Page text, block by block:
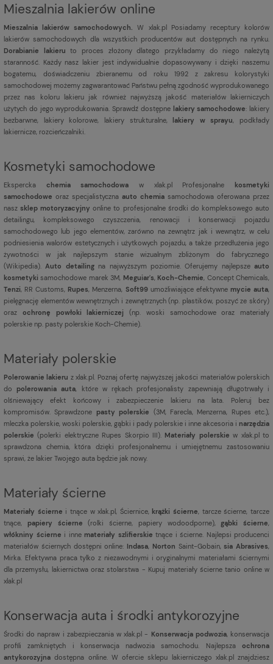
Mieszalnia lakierów online
Mieszalnia lakierów samochodowych. W xlak.pl Posiadamy receptury kolorów
lakierów samochodowych dla wszystkich producentów aut dostępnych na rynku.
Dorabianie lakieru to proces złożony dlatego przykładamy do niego należytą
staranność. Każdy nasz lakier jest indywidualnie dopasowywany i dzięki naszemu
bogatemu, doświadczeniu zbieranemu od roku 1992 z zakresu kolorystyki
samochodowej możemy zagwarantować Państwu pełną zgodność wyprodukowanego
przez nas koloru lakieru jak również najwyższą jakość materiałów lakierniczych
użytych do jego wyprodukowania. Sprawdź dostępne lakiery samochodowe: lakiery
bezbarwne, lakiery kolorowe, lakiery strukturalne,
lakiery w sprayu, podkłady
lakiernicze, rozcieńczalniki.
Kosmetyki samochodowe
Ekspercka chemia samochodowa w xlak.pl Profesjonalne
kosmetyki
samochodowe oraz specjalistyczna auto chemia samochodowa oferowana przez
naszsklep motoryzacyjny online to profesjonalne środki do kompleksowego auto
detailingu, kompleksowego czyszczenia, renowacji i konserwacji pojazdu
samochodowego lub jego elementów, zarówno na zewnątrz jak i wewnątrz, w celu
podniesienia walorów estetycznych i użytkowych pojazdu, a także przedłużenia jego
żywotności w jak najlepszym stanie wizualnym zbliżonym do fabrycznego
(Wikipedia).Auto detailingna najwyższym poziomie. Oferujemy najlepszeauto
kosmetykisamochodowe marek 3M, Meguiar's, Koch-Chemie, Concept Chemicals,
Tenzi, RR Customs, Rupes, Menzerna, Soft99umożliwiające efektywne mycie auta,
pielęgnację elementów wewnętrznych i zewnętrznych (np. plastików, poszyć ze skóry)
oraz ochronę powłoki lakierniczej (np. woski samochodowe oraz materiały
polerskie np. pasty polerskie Koch-Chemie).
Materiały polerskie
Polerowanie lakieru z xlak.pl. Poznaj ofertę najwyższej jakości materiałów polerskich
dopolerowania auta, które w rękach profesjonalisty zapewniają długotrwały i
olśniewający efekt końcowy i zabezpieczenie lakieru na lata. Poleruj bez
kompromisów. Sprawdzone pasty polerskie (3M, Farecla, Menzerna, Rupes etc.),
mleczka polerskie, woski polerskie, gąbki i pady polerskie i inne akcesoria i narzędzia
polerskie (polerki elektryczne Rupes Skorpio III). Materiały polerskie w xlak.pl to
sprawdzona chemia, która dzięki profesjonalnemu i umiejętnemu zastosowaniu
sprawi, że lakier Twojego auta będzie jak nowy.
Materiały ścierne
Materiały ścierne i tnące w xlak.pl, Ściernice, krążki ścierne, tarcze ścierne, tarcze
tnące, papiery ścierne (rolki ścierne, papiery wodoodporne),gąbki ścierne,
włókniny ścierne i inne materiały szlifierskie tnące i ścierne. Najlepsi producenci
materiałów ściernych dostępni online: Indasa, Norton Saint-Gobain,sia Abrasives,
Mirka. Efektywna praca tylko z niezawodnymi i oryginalnymi materiałami ściernymi
dla przemysłu, lakiernictwa oraz stolarstwa - Kupuj materiały ścierne tanio online w
xlak.pl
Konserwacja auta i środki antykorozyjne
Środki do napraw i zabezpieczania w xlak.pl - Konserwacja podwozia, konserwacja
profili zamkniętych i konserwacja nadwozia samochodu. Najlepsza ochrona
antykorozyjna dostępna online. W ofercie sklepu lakierniczego xlak.pl znajdziesz